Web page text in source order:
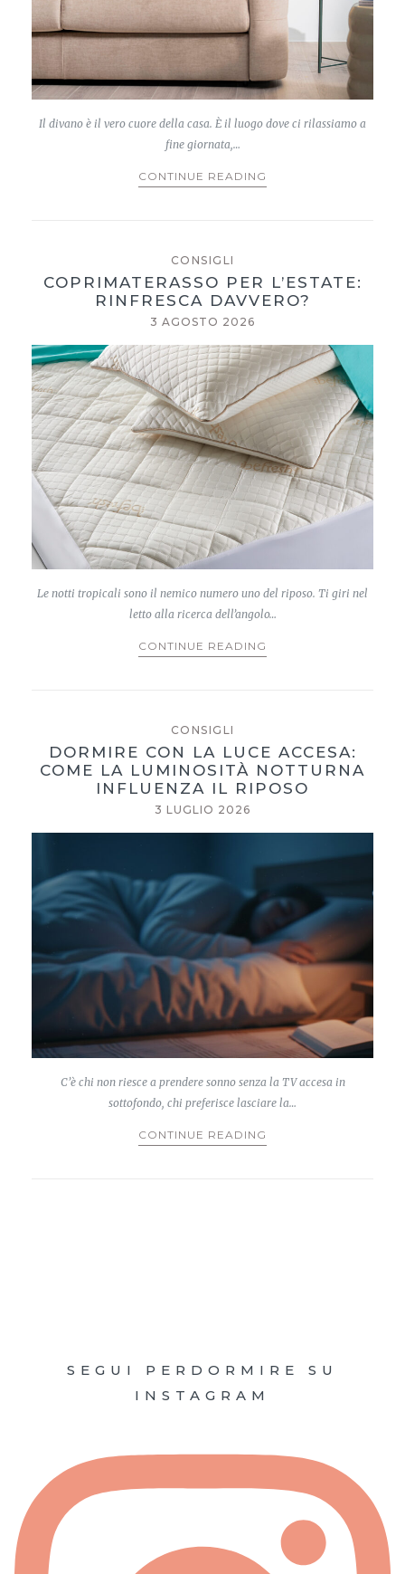
Il divano è il vero cuore della casa. È il luogo dove ci rilassiamo a
fine giornata,…
CONTINUE READING
CONSIGLI
COPRIMATERASSO PER L’ESTATE:
RINFRESCA DAVVERO?
3 AGOSTO 2026
Le notti tropicali sono il nemico numero uno del riposo. Ti giri nel
letto alla ricerca dell’angolo…
CONTINUE READING
CONSIGLI
DORMIRE CON LA LUCE ACCESA:
COME LA LUMINOSITÀ NOTTURNA
INFLUENZA IL RIPOSO
3 LUGLIO 2026
C’è chi non riesce a prendere sonno senza la TV accesa in
sottofondo, chi preferisce lasciare la…
CONTINUE READING
SEGUI PERDORMIRE SU
INSTAGRAM